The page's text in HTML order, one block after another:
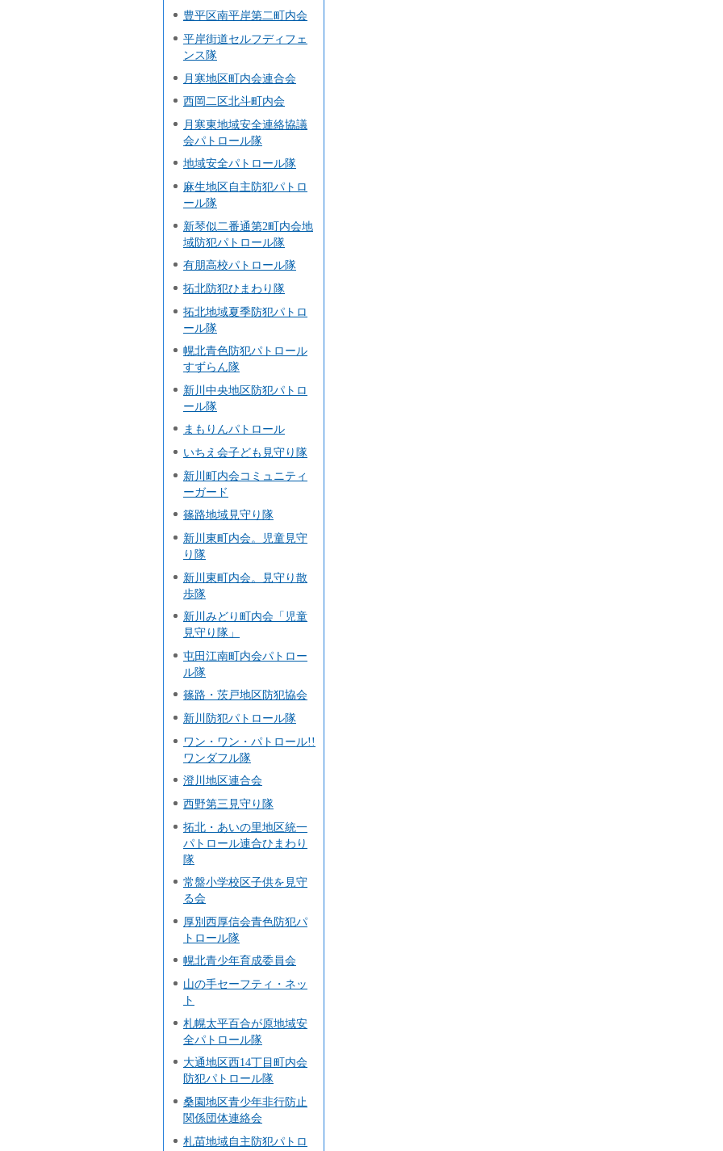
豊平区南平岸第二町内会
平岸街道セルフディフェ
ンス隊
月寒地区町内会連合会
西岡二区北斗町内会
月寒東地域安全連絡協議
会パトロール隊
地域安全パトロール隊
麻生地区自主防犯パトロ
ール隊
新琴似二番通第2町内会地
域防犯パトロール隊
有朋高校パトロール隊
拓北防犯ひまわり隊
拓北地域夏季防犯パトロ
ール隊
幌北青色防犯パトロール
すずらん隊
新川中央地区防犯パトロ
ール隊
まもりんパトロール
いちえ会子ども見守り隊
新川町内会コミュニティ
ーガード
篠路地域見守り隊
新川東町内会。児童見守
り隊
新川東町内会。見守り散
歩隊
新川みどり町内会「児童
見守り隊」
屯田江南町内会パトロー
ル隊
篠路・茨戸地区防犯協会
新川防犯パトロール隊
ワン・ワン・パトロール!!
ワンダフル隊
澄川地区連合会
西野第三見守り隊
拓北・あいの里地区統一
パトロール連合ひまわり
隊
常盤小学校区子供を見守
る会
厚別西厚信会青色防犯パ
トロール隊
幌北青少年育成委員会
山の手セーフティ・ネッ
ト
札幌太平百合が原地域安
全パトロール隊
大通地区西14丁目町内会
防犯パトロール隊
桑園地区青少年非行防止
関係団体連絡会
札苗地域自主防犯パトロ